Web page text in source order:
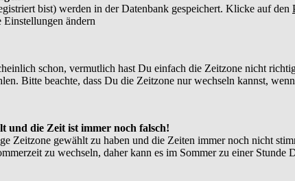
bist) werden in der Datenbank gespeichert. Klicke auf den
ändern
schon, vermutlich hast Du einfach die Zeitzone nicht
Bitte beachte, dass Du die Zeitzone nur wechseln kannst,
und die Zeit ist immer noch falsch!
Zeitzone gewählt zu haben und die Zeiten immer noch nicht
zu wechseln, daher kann es im Sommer zu einer